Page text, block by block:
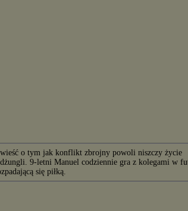
o tym jak konflikt zbrojny powoli niszczy życie
9-letni Manuel codziennie gra z kolegami w
się piłką.